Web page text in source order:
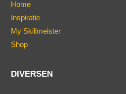
Home
Inspiratie
My Skillmeister
Shop
DIVERSEN